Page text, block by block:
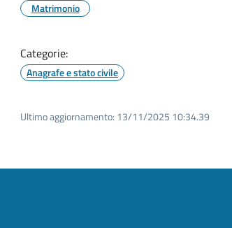
Matrimonio
Categorie:
Anagrafe e stato civile
Ultimo aggiornamento: 13/11/2025 10:34.39